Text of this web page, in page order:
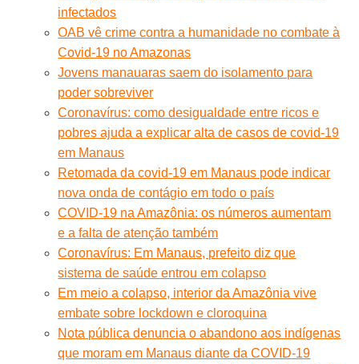
infectados
OAB vê crime contra a humanidade no combate à
Covid-19 no Amazonas
Jovens manauaras saem do isolamento para
poder sobreviver
Coronavírus: como desigualdade entre ricos e
pobres ajuda a explicar alta de casos de covid-19
em Manaus
Retomada da covid-19 em Manaus pode indicar
nova onda de contágio em todo o país
COVID-19 na Amazônia: os números aumentam
e a falta de atenção também
Coronavírus: Em Manaus, prefeito diz que
sistema de saúde entrou em colapso
Em meio a colapso, interior da Amazônia vive
embate sobre lockdown e cloroquina
Nota pública denuncia o abandono aos indígenas
que moram em Manaus diante da COVID-19